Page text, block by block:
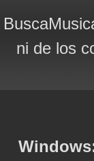
ni de los